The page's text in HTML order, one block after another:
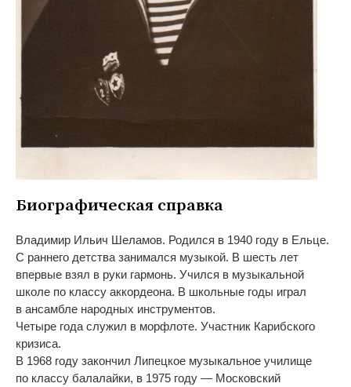
Биографическая справка
Владимир Ильич Шеламов. Родился в 1940 году в Ельце.
С раннего детства занимался музыкой. В шесть лет
впервые взял в руки гармонь. Учился в музыкальной
школе по классу аккордеона. В школьные годы играл
в ансамбле народных инструментов.
Четыре года служил в морфлоте. Участник Карибского
кризиса.
В 1968 году закончил Липецкое музыкальное училище
по классу балалайки, в 1975 году — Московский